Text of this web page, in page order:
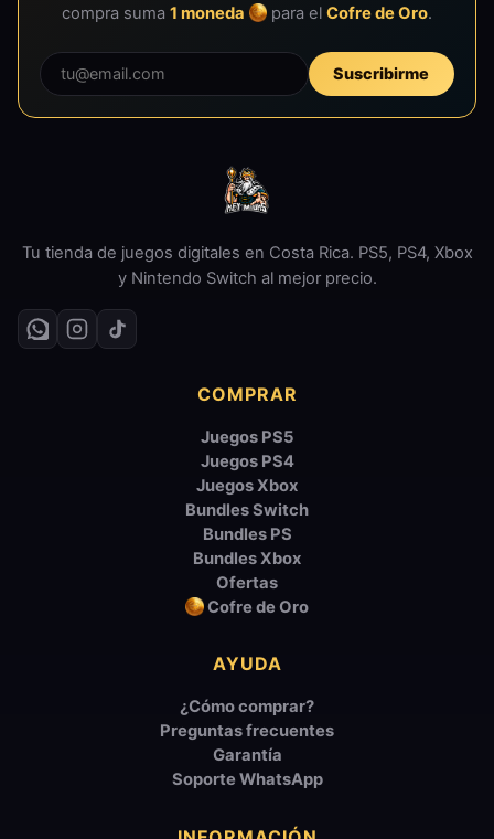
compra suma 1 moneda para elCofre de Oro.
Suscribirme
Tu tienda de juegos digitales en Costa Rica. PS5, PS4, Xbox
y Nintendo Switch al mejor precio.
COMPRAR
Juegos PS5
Juegos PS4
Juegos Xbox
Bundles Switch
Bundles PS
Bundles Xbox
Ofertas
Cofre de Oro
AYUDA
¿Cómo comprar?
Preguntas frecuentes
Garantía
Soporte WhatsApp